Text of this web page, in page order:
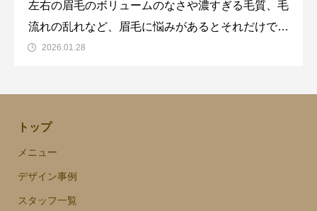
左右の眉毛のボリュームのなさや濃すぎる毛質、毛
流れの乱れなど、眉毛に悩みがあるとそれだけでど
んよりとした印象に見えて、ストレスにも感じてし
す。川越
2026.01.28
トップ
メニュー
デザイン事例
スタッフ一覧